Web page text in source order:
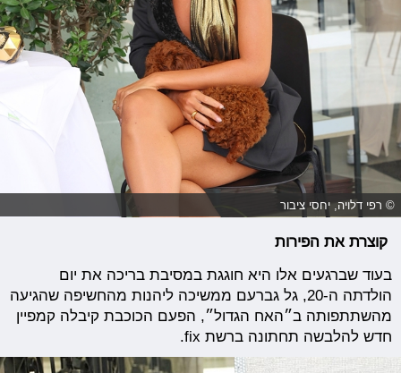
© רפי דלויה, יחסי ציבור
קוצרת את הפירות
בעוד שברגעים אלו היא חוגגת במסיבת בריכה את יום
הולדתה ה-20, גל גברעם ממשיכה ליהנות מהחשיפה שהגיעה
מהשתתפותה ב״האח הגדול״, הפעם הכוכבת קיבלה קמפיין
חדש להלבשה תחתונה ברשת fix.